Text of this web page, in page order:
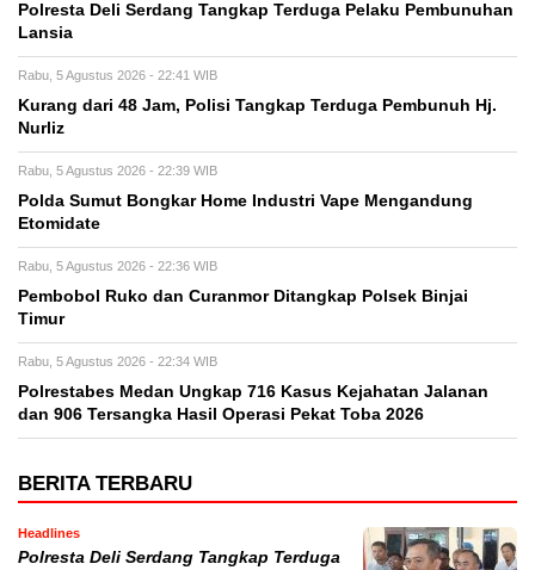
Polresta Deli Serdang Tangkap Terduga Pelaku Pembunuhan
Lansia
Rabu, 5 Agustus 2026 - 22:41 WIB
Kurang dari 48 Jam, Polisi Tangkap Terduga Pembunuh Hj.
Nurliz
Rabu, 5 Agustus 2026 - 22:39 WIB
Polda Sumut Bongkar Home Industri Vape Mengandung
Etomidate
Rabu, 5 Agustus 2026 - 22:36 WIB
Pembobol Ruko dan Curanmor Ditangkap Polsek Binjai
Timur
Rabu, 5 Agustus 2026 - 22:34 WIB
Polrestabes Medan Ungkap 716 Kasus Kejahatan Jalanan
dan 906 Tersangka Hasil Operasi Pekat Toba 2026
BERITA TERBARU
Headlines
Polresta Deli Serdang Tangkap Terduga